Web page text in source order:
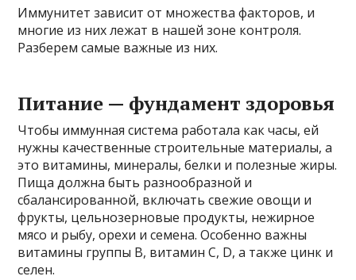
Иммунитет зависит от множества факторов, и
многие из них лежат в нашей зоне контроля.
Разберем самые важные из них.
Питание — фундамент здоровья
Чтобы иммунная система работала как часы, ей
нужны качественные строительные материалы, а
это витамины, минералы, белки и полезные жиры.
Пища должна быть разнообразной и
сбалансированной, включать свежие овощи и
фрукты, цельнозерновые продукты, нежирное
мясо и рыбу, орехи и семена. Особенно важны
витамины группы B, витамин C, D, а также цинк и
селен.